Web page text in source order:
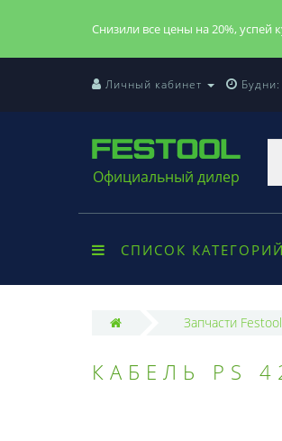
Снизили все цены на 20%, успей
Личный кабинет
Официальный дилер
СПИСОК КАТЕГОРИЙ
Запчасти Festool
КАБЕЛЬ PS